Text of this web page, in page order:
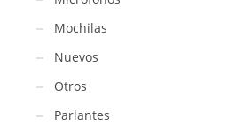
Mochilas
Nuevos
Otros
Parlantes